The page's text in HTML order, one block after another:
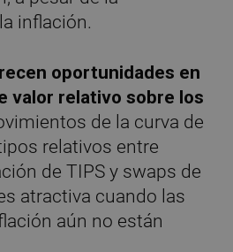
inflación.
oportunidades en
valor relativo sobre los
de la curva de
relativos entre
de TIPS y swaps de
atractiva cuando las
aún no están